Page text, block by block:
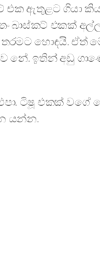
එක ඇතුළට ගියා
බාස්කට් එකක්
හොඳයි. ඒත්
නේ. ඉතින් අඩු
ටිෂූ එකක් වගේ
යන්න.